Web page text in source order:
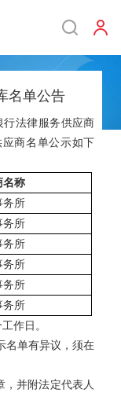
名单公告
行法律服务供应商
商名单公示如下
名称
务所
务所
务所
务所
务所
务所
作日。
名单有异议，须在
，并附法定代表人